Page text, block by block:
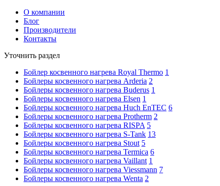
О компании
Блог
Производители
Контакты
Уточнить раздел
Бойлер косвенного нагрева Royal Thermo 1
Бойлеры косвенного нагрева Arderia 2
Бойлеры косвенного нагрева Buderus 1
Бойлеры косвенного нагрева Elsen 1
Бойлеры косвенного нагрева Huch EnTEC 6
Бойлеры косвенного нагрева Protherm 2
Бойлеры косвенного нагрева RISPA 5
Бойлеры косвенного нагрева S-Tank 13
Бойлеры косвенного нагрева Stout 5
Бойлеры косвенного нагрева Termica 6
Бойлеры косвенного нагрева Vaillant 1
Бойлеры косвенного нагрева Viessmann 7
Бойлеры косвенного нагрева Wenta 2